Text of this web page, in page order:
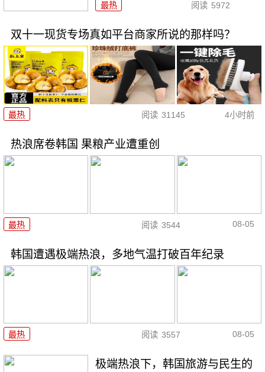
最热 阅读 5972
双十一现货专场真如平台商家所说的那样吗？
最热 阅读 31145 4小时前
热浪席卷韩国 果粮产业遭重创
最热 阅读 3544 08-05
韩国遭遇极端热浪，多地气温打破百年纪录
最热 阅读 3557 08-05
极端热浪下，韩国旅游与民生的